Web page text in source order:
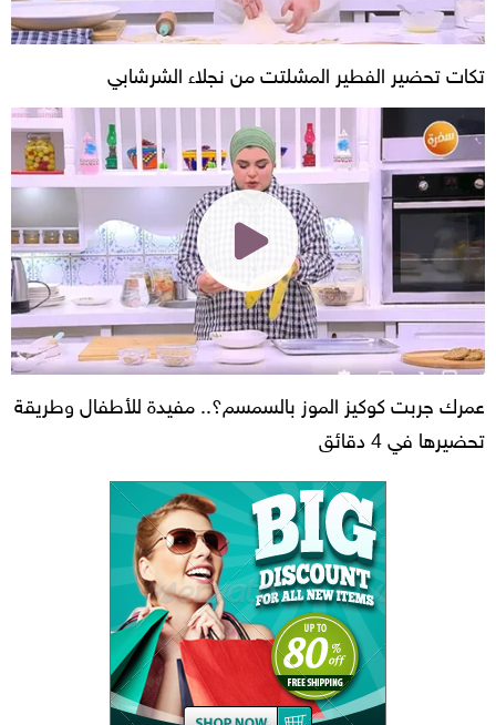
تكات تحضير الفطير المشلتت من نجلاء الشرشابي
عمرك جربت كوكيز الموز بالسمسم؟.. مفيدة للأطفال وطريقة
تحضيرها في 4 دقائق